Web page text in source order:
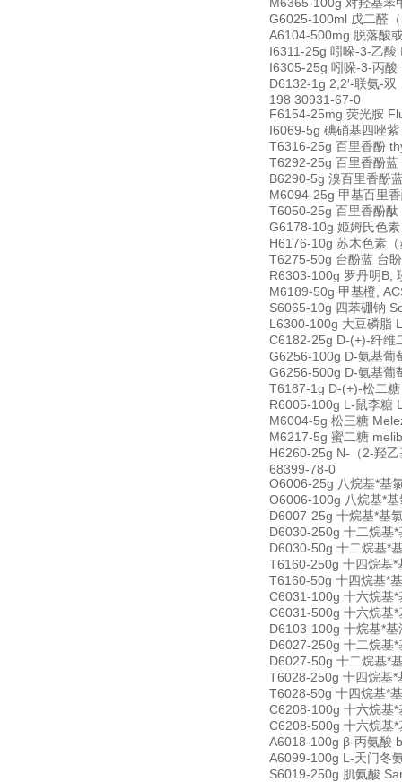
G6025-100ml 戊二醛
A6104-500mg 脱落酸
I6311-25g 吲哚-3-乙
I6305-25g 吲哚-3-丙
D6132-1g 2,2′-联氨-
198 30931-67-0
F6154-25mg 荧光胺
I6069-5g 碘硝基四唑
T6316-25g 百里香酚
T6292-25g 百里香酚
B6290-5g 溴百里香酚
M6094-25g 甲基百里
T6050-25g 百里香酚
G6178-10g 姬姆氏色
H6176-10g 苏木色素
T6275-50g 台酚蓝 台
R6303-100g 罗丹明B,
M6189-50g 甲基橙,
S6065-10g 四苯硼钠
L6300-100g 大豆磷脂
C6182-25g D-(+)-纤维
G6256-100g D-氨基葡
G6256-500g D-氨基葡
T6187-1g D-(+)-松二
R6005-100g L-鼠李糖
M6004-5g 松三糖
M6217-5g 蜜二糖
H6260-25g N-（2-羟
68399-78-0
O6006-25g 八烷基*基
O6006-100g 八烷基*
D6007-25g 十烷基*基
D6030-250g 十二烷基
D6030-50g 十二烷基*
T6160-250g 十四烷基
T6160-50g 十四烷基*
C6031-100g 十六烷基
C6031-500g 十六烷基
D6103-100g 十烷基*
D6027-250g 十二烷基
D6027-50g 十二烷基*
T6028-250g 十四烷基*
T6028-50g 十四烷基*
C6208-100g 十六烷基
C6208-500g 十六烷基
A6018-100g β-丙氨酸
A6099-100g L-天门冬
S6019-250g 肌氨酸